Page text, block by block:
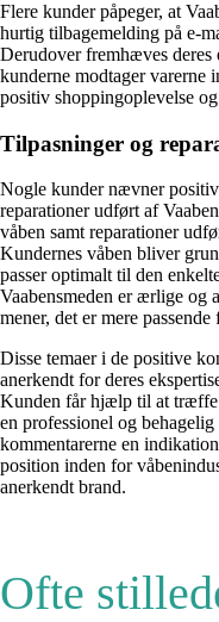
Flere kunder påpeger, at
hurtig tilbagemelding på e-
Derudover fremhæves deres
kunderne modtager varerne
positiv shoppingoplevelse
Tilpasninger og
Nogle kunder nævner
reparationer udført af
våben samt reparationer
Kundernes våben bliver
passer optimalt til den
Vaabensmeden er ærlige og
mener, det er mere
Disse temaer i de positive
anerkendt for deres
Kunden får hjælp til at træffe
en professionel og
kommentarerne en
position inden for
anerkendt brand.
Ofte